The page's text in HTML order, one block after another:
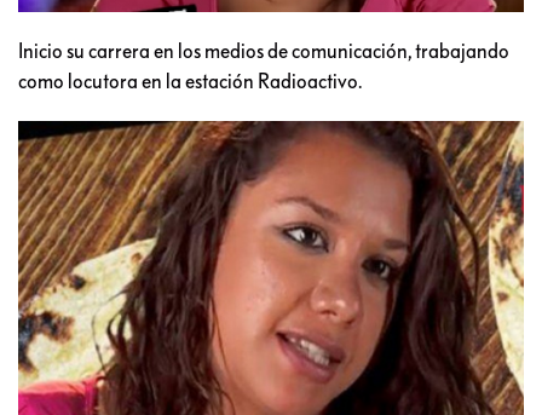
Inicio su carrera en los medios de comunicación, trabajando
como locutora en la estación Radioactivo.